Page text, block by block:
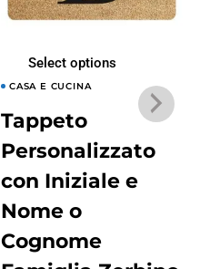
Select options
CASA E CUCINA
Tappeto
Personalizzato
con Iniziale e
Nome o
Cognome